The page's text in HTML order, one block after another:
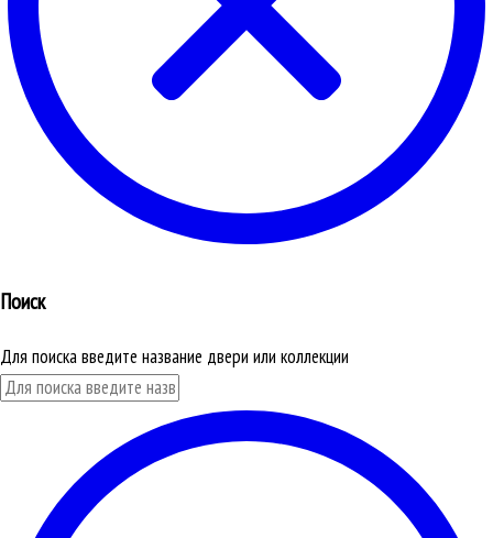
Поиск
Для поиска введите название двери или коллекции